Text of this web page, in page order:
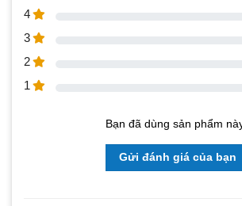
4
3
2
1
Bạn đã dùng sản phẩm
Gửi đánh giá của bạn